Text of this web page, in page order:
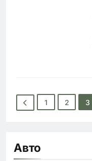
1 2 3
Авто